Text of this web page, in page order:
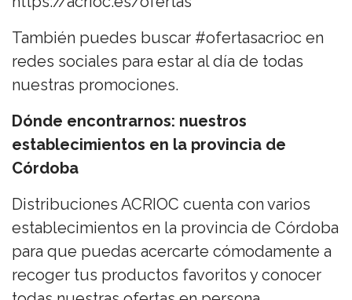
También puedes buscar #ofertasacrioc en
redes sociales para estar al día de todas
nuestras promociones.
Dónde encontrarnos: nuestros
establecimientos en la provincia de
Córdoba
Distribuciones ACRIOC cuenta con varios
establecimientos en la provincia de Córdoba
para que puedas acercarte cómodamente a
recoger tus productos favoritos y conocer